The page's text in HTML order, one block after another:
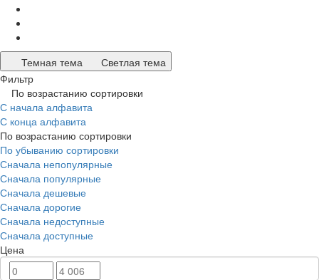
Темная тема
Светлая тема
Фильтр
По возрастанию сортировки
С начала алфавита
С конца алфавита
По возрастанию сортировки
По убыванию сортировки
Сначала непопулярные
Сначала популярные
Сначала дешевые
Сначала дорогие
Сначала недоступные
Сначала доступные
Цена